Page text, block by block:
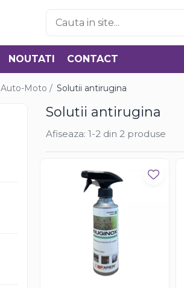
NOUTATI CONTACT
Auto-Moto / Solutii antirugina
Solutii antirugina
Afiseaza: 1-2 din 2 produse